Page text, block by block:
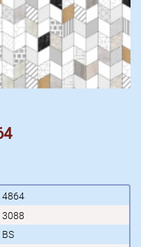
4864
3088
BS